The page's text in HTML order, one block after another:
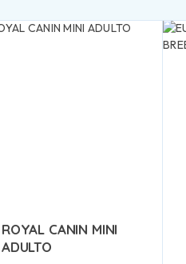
ROYAL CANIN MINI
ADULTO